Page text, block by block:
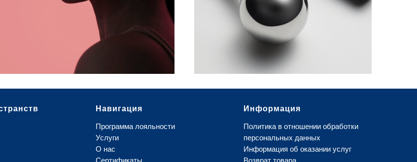
ПОДРОБНЕЕ
Навигация
Программа лояльности
Услуги
О нас
Сертификаты
Информация
Политика в отношении обработки
персональных данных
Информация об оказании услуг
Возврат товара